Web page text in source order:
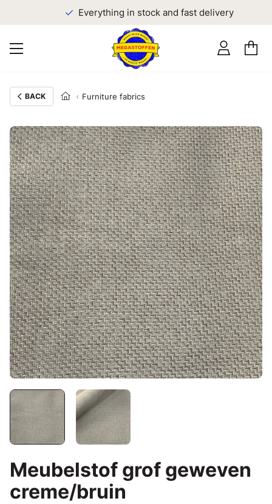
Everything in stock and fast delivery
BACK Furniture fabrics
Meubelstof grof geweven
creme/bruin